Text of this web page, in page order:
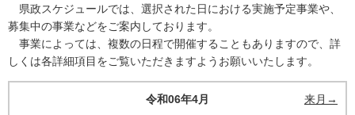
県政スケジュールでは、選択された日における実施予定事業や、
募集中の事業などをご案内しております。
事業によっては、複数の日程で開催することもありますので、詳
しくは各詳細項目をご覧いただきますようお願いいたします。
令和06年4月 来月→